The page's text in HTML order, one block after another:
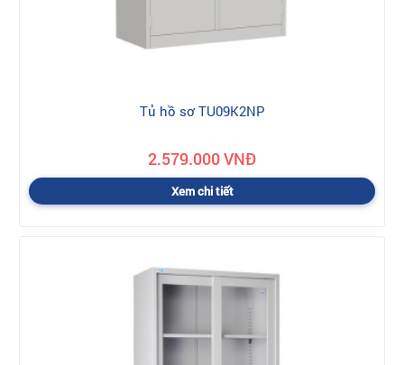
Tủ hồ sơ TU09K2NP
2.579.000 VNĐ
Xem chi tiết